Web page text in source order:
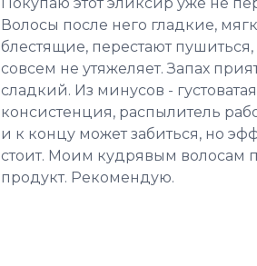
Волосы после него гладкие,
блестящие, перестают
совсем не утяжеляет. Запах
сладкий. Из минусов - густоватая
консистенция, распылитель
и к концу может забиться, но
стоит. Моим кудрявым волосам
продукт. Рекомендую.